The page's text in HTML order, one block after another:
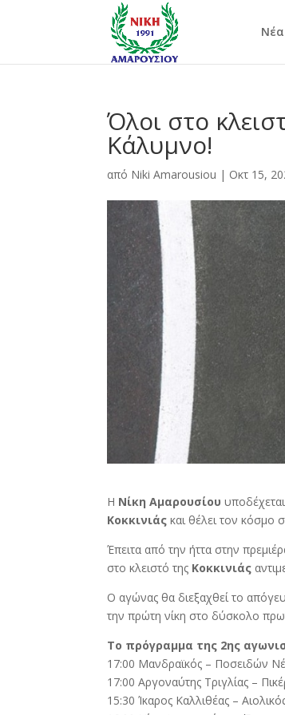
Νέα
Όλοι στο
Κάλυμνο!
από Niki Amarousiou | Οκτ 15,
Η Νίκη Αμαρουσίου
Κοκκινιάς και θέλει τον κόσμο
Έπειτα από την ήττα στην
στο κλειστό της Κοκκινιάς
Ο αγώνας θα διεξαχθεί το
την πρώτη νίκη στο δύσκολο
Το πρόγραμμα της 2ης
17:00 Μανδραϊκός – Ποσειδών
17:00 Αργοναύτης Τριγλίας –
15:30 Ίκαρος Καλλιθέας –